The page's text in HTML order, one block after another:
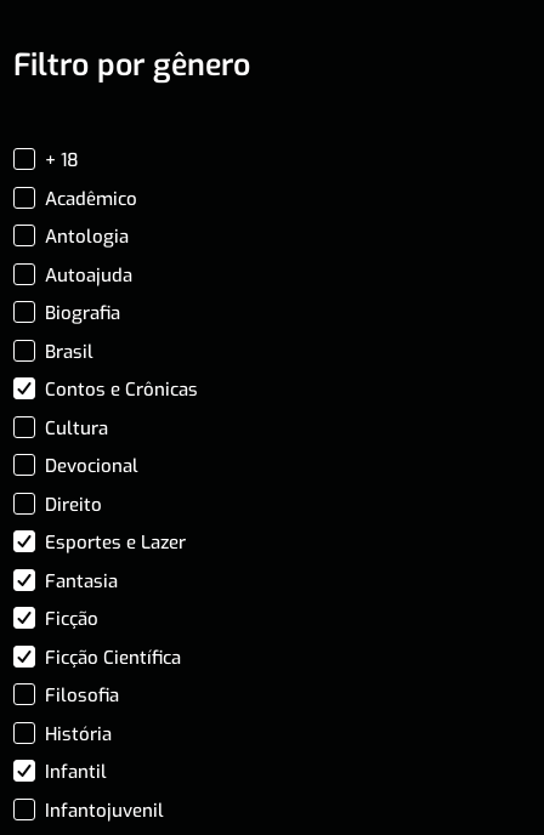
Filtro por gênero
+ 18
Acadêmico
Antologia
Autoajuda
Biografia
Brasil
Contos e Crônicas
Cultura
Devocional
Direito
Esportes e Lazer
Fantasia
Ficção
Ficção Científica
Filosofia
História
Infantil
Infantojuvenil